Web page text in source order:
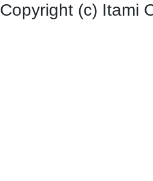
Copyright (c) Itami